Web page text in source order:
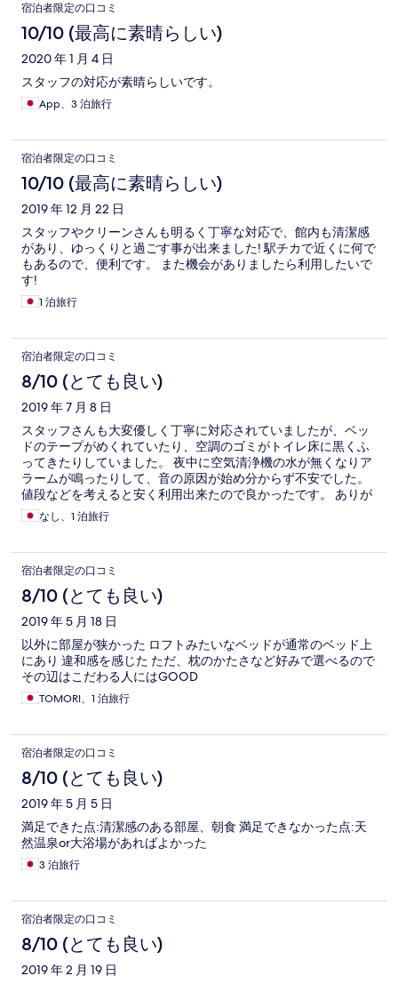
宿泊者限定の口コミ
10/10 (最高に素晴らしい)
2020 年 1 月 4 日
スタッフの対応が素晴らしいです。
App、3 泊旅行
宿泊者限定の口コミ
10/10 (最高に素晴らしい)
2019 年 12 月 22 日
スタッフやクリーンさんも明るく丁寧な対応で、館内も清潔感
があり、ゆっくりと過ごす事が出来ました! 駅チカで近くに何で
もあるので、便利です。 また機会がありましたら利用したいで
す!
1 泊旅行
宿泊者限定の口コミ
8/10 (とても良い)
2019 年 7 月 8 日
スタッフさんも大変優しく丁寧に対応されていましたが、ベッ
ドのテープがめくれていたり、空調のゴミがトイレ床に黒くふ
ってきたりしていました。 夜中に空気清浄機の水が無くなりア
ラームが鳴ったりして、音の原因が始め分からず不安でした。
値段などを考えると安く利用出来たので良かったです。 ありが
とうございました
なし、1 泊旅行
宿泊者限定の口コミ
8/10 (とても良い)
2019 年 5 月 18 日
以外に部屋が狭かった ロフトみたいなベッドが通常のベッド上
にあり 違和感を感じた ただ、枕のかたさなど好みで選べるので
その辺はこだわる人にはGOOD
TOMORI、1 泊旅行
宿泊者限定の口コミ
8/10 (とても良い)
2019 年 5 月 5 日
満足できた点:清潔感のある部屋、朝食 満足できなかった点:天
然温泉or大浴場があればよかった
3 泊旅行
宿泊者限定の口コミ
8/10 (とても良い)
2019 年 2 月 19 日